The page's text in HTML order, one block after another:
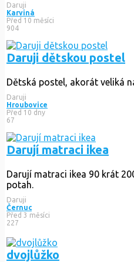
Daruji
Karviná
Před 10 měsíci
904
Daruji dětskou postel
Dětská postel, akorát veliká
Daruji
Hroubovice
Před 10 dny
67
Darují matraci ikea
Darují matraci ikea 90 krát
potah.
Daruji
Černuc
Před 3 měsíci
227
dvojlůžko